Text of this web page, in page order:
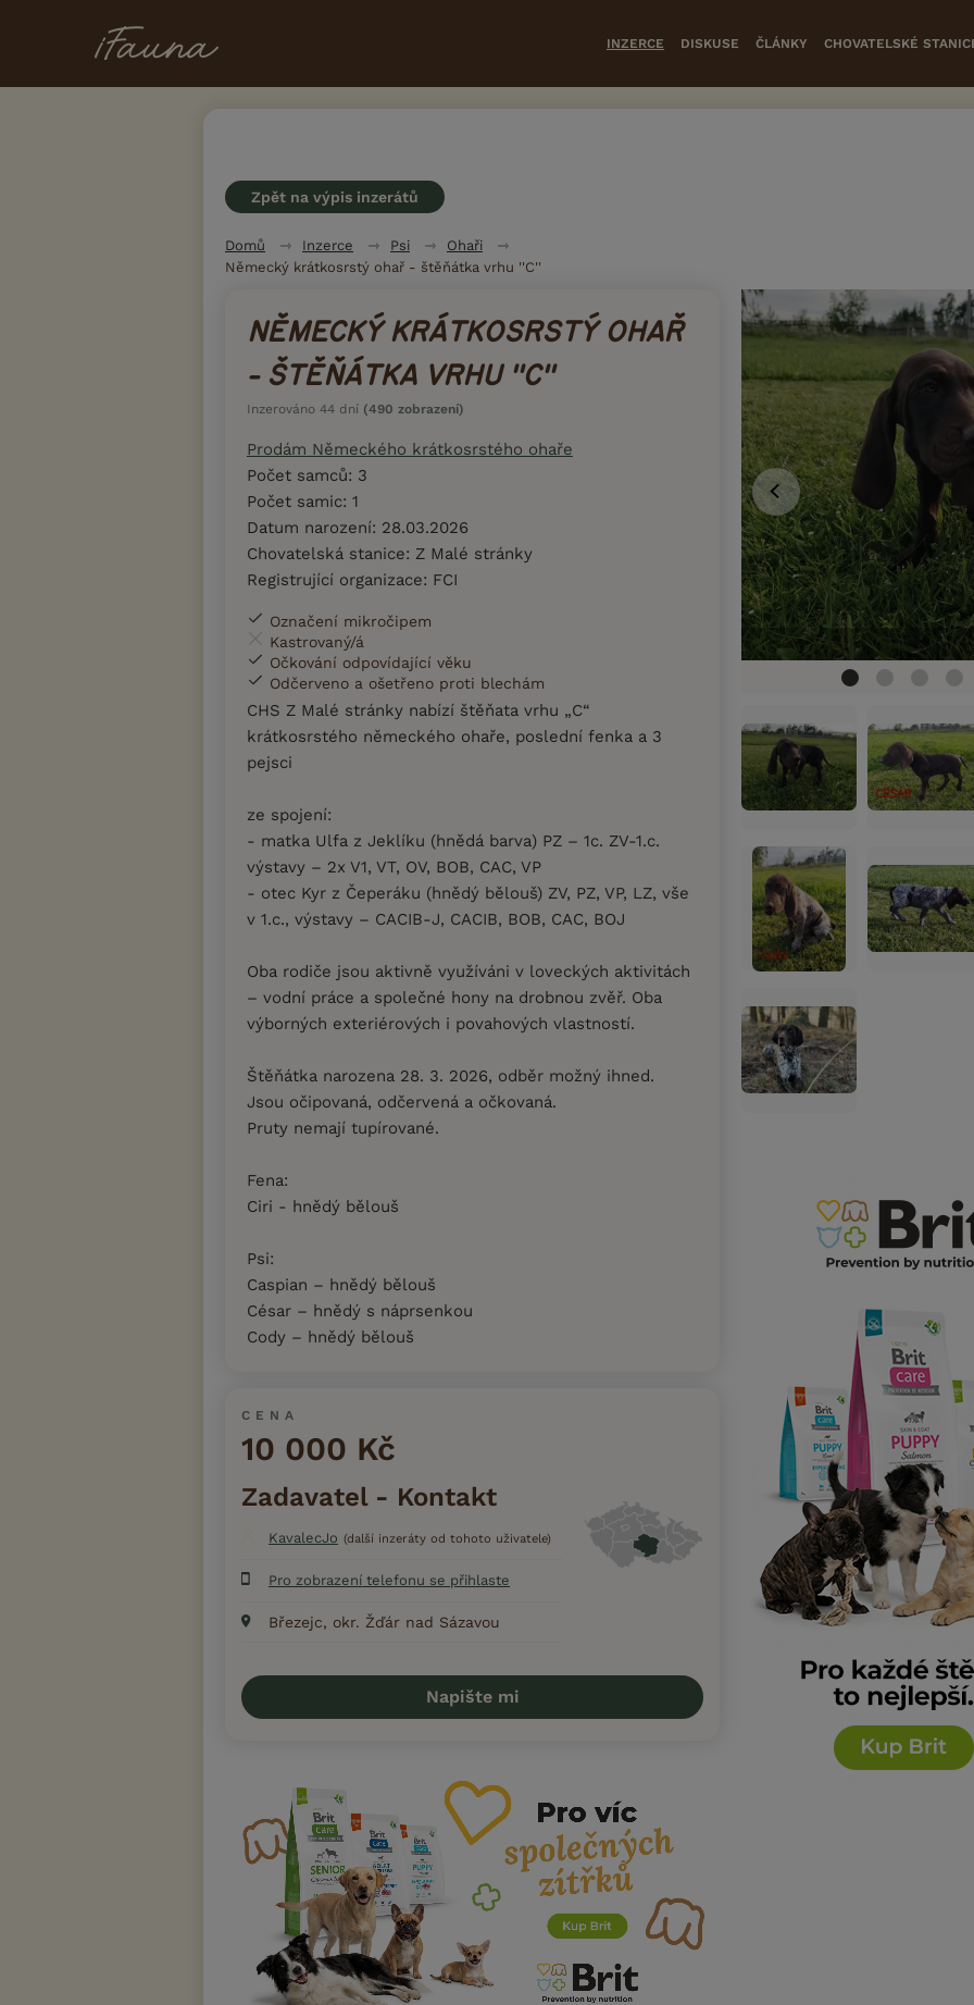
INZERCE DISKUSE ČLÁNKY CHOVATELSKÉ
Zpět na výpis inzerátů
Domů Inzerce Psi
Ohaři
Německý krátkosrstý ohař - štěňátka vrhu ''C''
NĚMECKÝ KRÁTKOSRSTÝ OHAŘ
- ŠTĚŇÁTKA VRHU ''C''
Inzerováno 44 dní (490 zobrazení)
Prodám Německého krátkosrstého ohaře
Počet samců: 3
Počet samic: 1
Datum narození: 28.03.2026
Chovatelská stanice: Z Malé stránky
Registrující organizace: FCI
Označení mikročipem
Kastrovaný/á
Očkování odpovídající věku
Odčerveno a ošetřeno proti blechám
CHS Z Malé stránky nabízí štěňata vrhu „C“
krátkosrstého německého ohaře, poslední fenka a 3
pejsci
ze spojení:
- matka Ulfa z Jeklíku (hnědá barva) PZ – 1c. ZV-1.c.
výstavy – 2x V1, VT, OV, BOB, CAC, VP
- otec Kyr z Čeperáku (hnědý bělouš) ZV, PZ, VP, LZ, vše
v 1.c., výstavy – CACIB-J, CACIB, BOB, CAC, BOJ
Oba rodiče jsou aktivně využíváni v loveckých aktivitách
– vodní práce a společné hony na drobnou zvěř. Oba
výborných exteriérových i povahových vlastností.
Štěňátka narozena 28. 3. 2026, odběr možný ihned.
Jsou očipovaná, odčervená a očkovaná.
Pruty nemají tupírované.
Fena:
Ciri - hnědý bělouš
Psi:
Caspian – hnědý bělouš
César – hnědý s náprsenkou
Cody – hnědý bělouš
CENA
10 000 Kč
Zadavatel - Kontakt
KavalecJo (další inzeráty od tohoto uživatele)
Pro zobrazení telefonu se přihlaste
Březejc, okr. Žďár nad Sázavou
Napište mi